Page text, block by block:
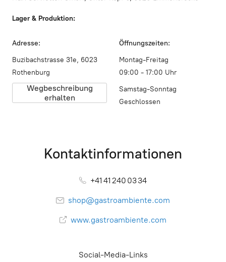
Lager & Produktion:
Adresse:
Buzibachstrasse 31e, 6023
Rothenburg
Wegbeschreibung
erhalten
Öffnungszeiten:
Montag-Freitag
09:00 - 17:00 Uhr
Samstag-Sonntag
Geschlossen
Kontaktinformationen
+41 41 240 03 34
shop@gastroambiente.com
www.gastroambiente.com
Social-Media-Links